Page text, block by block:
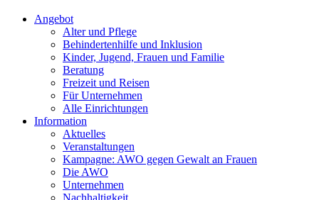
Angebot
Alter und Pflege
Behindertenhilfe und Inklusion
Kinder, Jugend, Frauen und Familie
Beratung
Freizeit und Reisen
Für Unternehmen
Alle Einrichtungen
Information
Aktuelles
Veranstaltungen
Kampagne: AWO gegen Gewalt an Frauen
Die AWO
Unternehmen
Nachhaltigkeit